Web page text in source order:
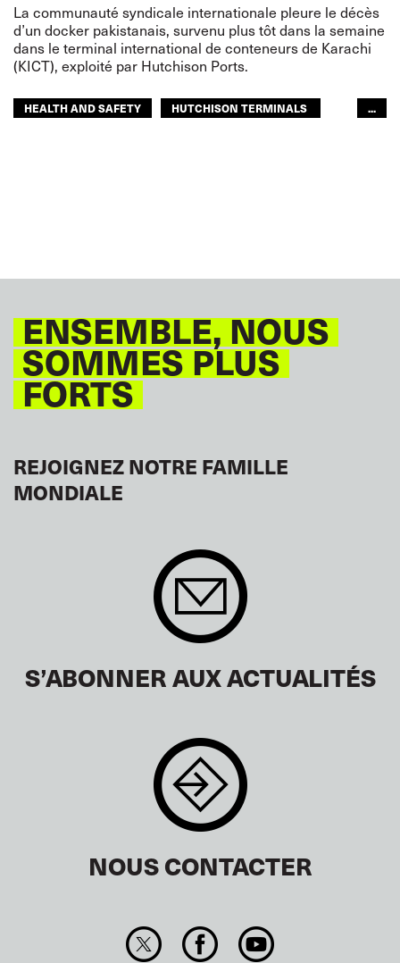
La communauté syndicale internationale pleure le décès
d’un docker pakistanais, survenu plus tôt dans la semaine
dans le terminal international de conteneurs de Karachi
(KICT), exploité par Hutchison Ports.
HEALTH AND SAFETY
HUTCHISON TERMINALS
...
ENSEMBLE, NOUS
SOMMES PLUS
FORTS
REJOIGNEZ NOTRE FAMILLE
MONDIALE
S’ABONNER AUX ACTUALITÉS
NOUS CONTACTER